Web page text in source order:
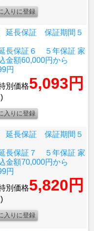
延長保証 保証期間５
長保証６ ５年保証 家
金額60,000円から
円
別価格5,093円
延長保証 保証期間５
長保証７ ５年保証 家
金額70,000円から
円
別価格5,820円